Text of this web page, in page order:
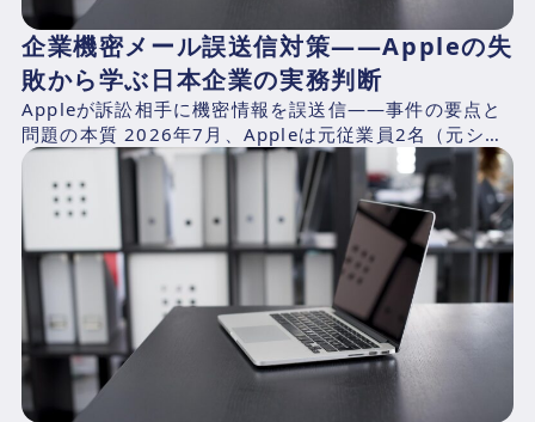
企業機密メール誤送信対策——Appleの失
敗から学ぶ日本企業の実務判断
Appleが訴訟相手に機密情報を誤送信——事件の要点と
問題の本質 2026年7月、Appleは元従業員2名（元シニ
アシステムズエンジニアのChang Liuおよ...